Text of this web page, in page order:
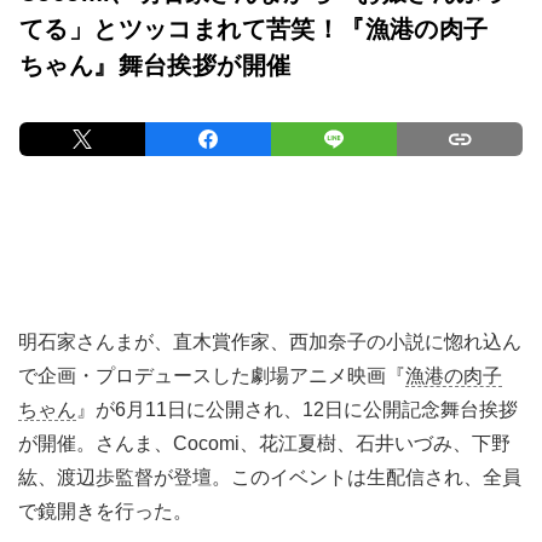
てる」とツッコまれて苦笑！『漁港の肉子
ちゃん』舞台挨拶が開催
明石家さんまが、直木賞作家、西加奈子の小説に惚れ込ん
で企画・プロデュースした劇場アニメ映画『漁港の肉子
ちゃん 』が6月11日に公開され、12日に公開記念舞台挨拶
が開催。さんま、Cocomi、花江夏樹、石井いづみ、下野
紘、渡辺歩監督が登壇。このイベントは生配信され、全員
で鏡開きを行った。